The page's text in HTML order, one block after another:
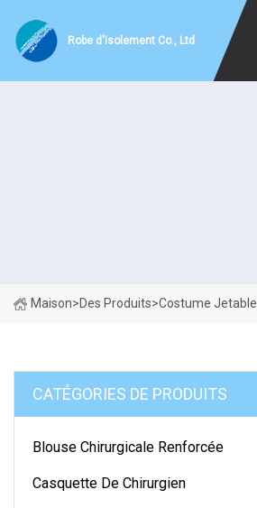
Robe d'isolement Co., Ltd
Maison>Des Produits>Costume Jetable
CATÉGORIES DE PRODUITS
Blouse Chirurgicale Renforcée
Casquette De Chirurgien